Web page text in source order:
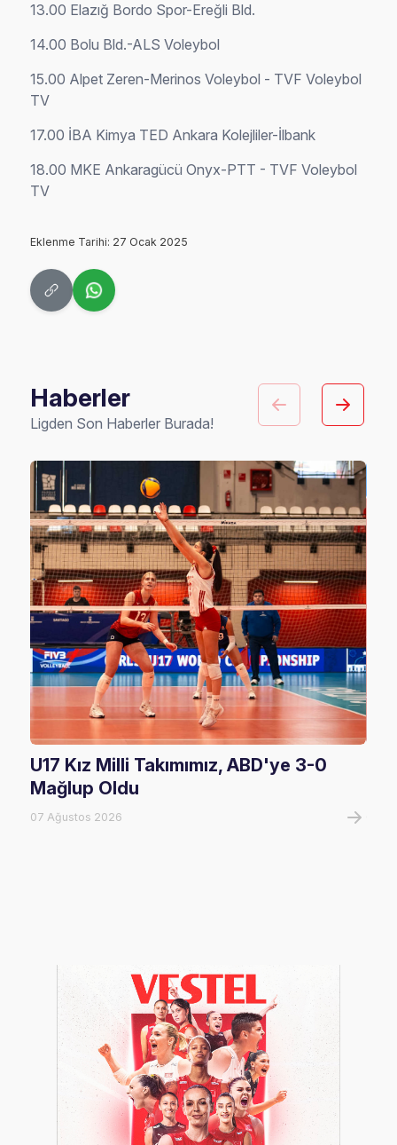
13.00 Elazığ Bordo Spor-Ereğli Bld.
14.00 Bolu Bld.-ALS Voleybol
15.00 Alpet Zeren-Merinos Voleybol - TVF Voleybol
TV
17.00 İBA Kimya TED Ankara Kolejliler-İlbank
18.00 MKE Ankaragücü Onyx-PTT - TVF Voleybol
TV
Eklenme Tarihi: 27 Ocak 2025
Haberler
Ligden Son Haberler Burada!
U17 Kız Milli Takımımız, ABD'ye 3-0
Mağlup Oldu
07 Ağustos 2026